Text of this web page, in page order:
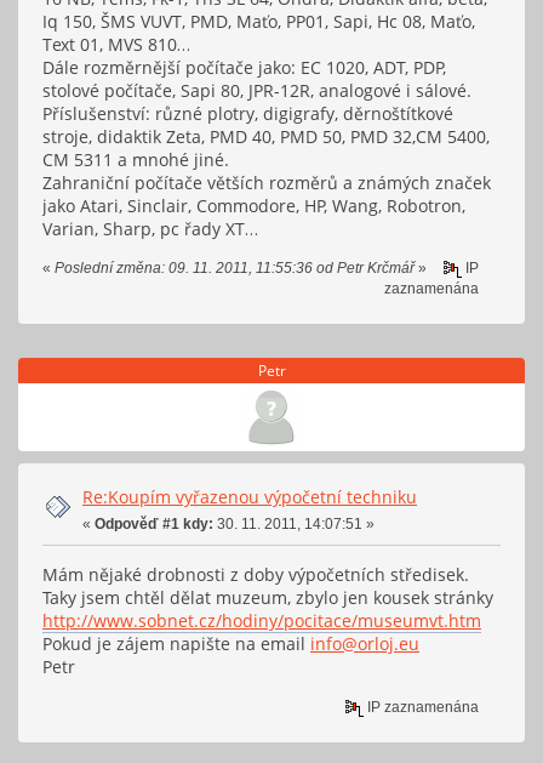
Iq 150, ŠMS VUVT, PMD, Maťo, PP01, Sapi, Hc 08, Maťo,
Text 01, MVS 810…
Dále rozměrnější počítače jako: EC 1020, ADT, PDP,
stolové počítače, Sapi 80, JPR-12R, analogové i sálové.
Příslušenství: různé plotry, digigrafy, děrnoštítkové
stroje, didaktik Zeta, PMD 40, PMD 50, PMD 32,CM 5400,
CM 5311 a mnohé jiné.
Zahraniční počítače větších rozměrů a známých značek
jako Atari, Sinclair, Commodore, HP, Wang, Robotron,
Varian, Sharp, pc řady XT…
« Poslední změna: 09. 11. 2011, 11:55:36 od Petr Krčmář»
IP
zaznamenána
Petr
Re:Koupím vyřazenou výpočetní techniku
« Odpověď #1 kdy: 30. 11. 2011, 14:07:51 »
Mám nějaké drobnosti z doby výpočetních středisek.
Taky jsem chtěl dělat muzeum, zbylo jen kousek stránky
http://www.sobnet.cz/hodiny/pocitace/museumvt.htm
Pokud je zájem napište na email info@orloj.eu
Petr
IP zaznamenána